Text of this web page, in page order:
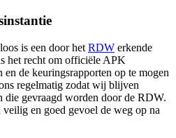
is een door het RDW erkende
het recht om officiële APK
de keuringsrapporten op te mogen
regelmatig zodat wij blijven
die gevraagd worden door de RDW.
en goed gevoel de weg op na